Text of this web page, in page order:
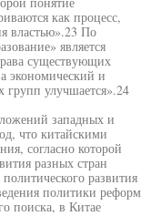
как процесс,
властью».23 По
является
существующих
экономический и
групп улучшается».24
западных и
что китайскими
согласно которой
разных стран
развития
политики реформ
поиска, в Китае